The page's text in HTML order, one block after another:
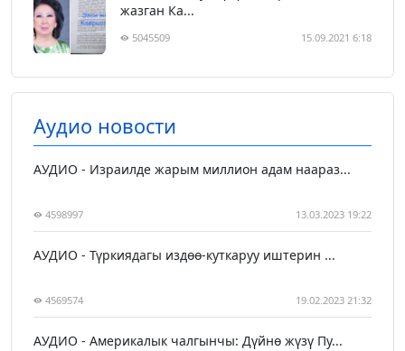
жазган Ка...
5045509 15.09.2021 6:18
Аудио новости
АУДИО - Израилде жарым миллион адам наараз...
4598997 13.03.2023 19:22
АУДИО - Түркиядагы издөө-куткаруу иштерин ...
4569574 19.02.2023 21:32
АУДИО - Америкалык чалгынчы: Дүйнө жүзү Пу...